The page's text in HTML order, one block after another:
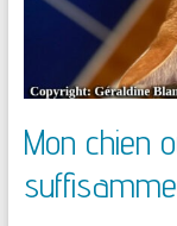
Mon chien